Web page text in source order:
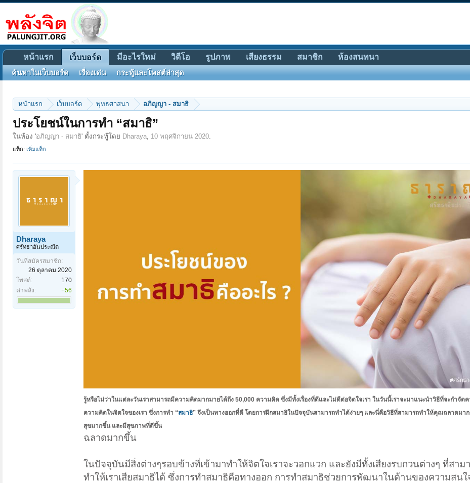
หน้าแรก เว็บบอร์ด พุทธศาสนา อภิญญา - สมาธิ
ประโยชน์ในการทำ “สมาธิ”
ในห้อง 'อภิญญา - สมาธิ' ตั้งกระทู้โดย Dharaya, 10 พฤศจิกายน 2020.
แท็ก: เพิ่มแท็ก
Dharaya
ศรัทธาอันประณีต
วันที่สมัครสมาชิก:
26 ตุลาคม 2020
โพสต์:
170
ค่าพลัง:
+56
รู้หรือไม่ว่าในแต่ละวันเราสามารถมีความคิดมากมายได้ถึง 50,000 ความคิด ซึ่งมีทั้งเรื่องที่ดีและไม่ดีต่อจิตใจเรา ในวันนี้เราจะมาแนะนำวิธีที่จะกำจัดค
ความคิดในจิตใจของเรา ซึ่งการทำ “สมาธิ” จึงเป็นทางออกที่ดี โดยการฝึกสมาธิในปัจจุบันสามารถทำได้ง่ายๆ และนี่คือวิธีที่สามารถทำให้คุณฉลาดมา
สุขมากขึ้น และมีสุขภาพที่ดีขึ้น
ฉลาดมากขึ้น
ในปัจจุบันมีสิ่งต่างๆรอบข้างที่เข้ามาทำให้จิตใจเราจะวอกแวก และยังมีทั้งเสียงรบกวนต่างๆ ที่สาม
ทำให้เราเสียสมาธิได้ ซึ่งการทำสมาธิคือทางออก การทำสมาธิช่วยการพัฒนาในด้านของความสนใ
หน้าแรก เว็บบอร์ด
ค้นหาในเว็บบอร์ด เรื่องเด่น กระทู้และโพสต์ล่าสุด
มีอะไรใหม่ วิดีโอ รูปภาพ เสียงธรรม สมาชิก ห้องสนทนา